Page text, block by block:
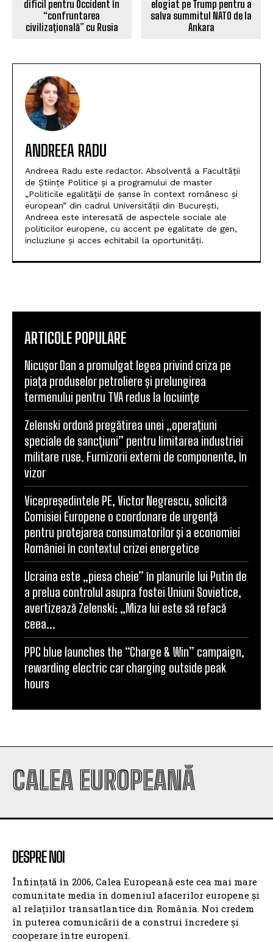
dificil pentru Occident în
“confruntarea
civilizațională” cu Rusia
elogiat pe Trump pentru a
salva summitul NATO de la
Ankara
ANDREEA RADU
Andreea Radu este redactor. Absolventă a Facultății
de Științe Politice și a programului de master
„Politicile egalității de șanse în context românesc și
european” din cadrul Universității din București,
Andreea este interesată de aspectele sociale ale
politicilor europene, cu accent pe egalitate de gen,
incluziune și acces echitabil la oportunități.
ARTICOLE POPULARE
Nicușor Dan a promulgat legea privind criza pe
piața produselor petroliere și prelungirea
termenului pentru TVA redus la locuințe
Zelenski ordonă pregătirea unei „operațiuni
speciale de sancțiuni” pentru limitarea industriei
militare ruse. Furnizorii externi de componente, în
vizor
Vicepreședintele PE, Victor Negrescu, solicită
Comisiei Europene o coordonare de urgență
pentru protejarea consumatorilor și a economiei
României în contextul crizei energetice
Ucraina este „piesa cheie” în planurile lui Putin de
a prelua controlul asupra fostei Uniuni Sovietice,
avertizează Zelenski: „Miza lui este să refacă
ceea...
PPC blue launches the “Charge & Win” campaign,
rewarding electric car charging outside peak
hours
CALEA EUROPEANĂ
DESPRE NOI
Înființată în 2006, Calea Europeană este cea mai mare
comunitate media în domeniul afacerilor europene și
al relațiilor transatlantice din România. Noi credem
în puterea comunicării de a construi încredere și
cooperare între europeni.